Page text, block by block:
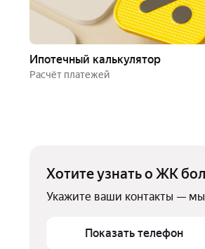
Ипотечный калькулятор
Расчёт платежей
Хотите узнать о ЖК
Укажите ваши контакты —
Показать телефон